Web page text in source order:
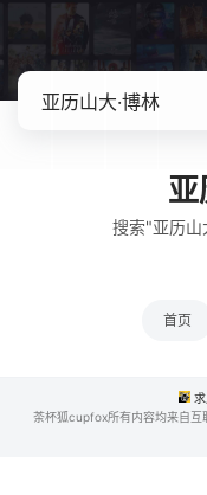
亚
搜索"亚历山
首页
茶杯狐cupfox所有内容均来自互